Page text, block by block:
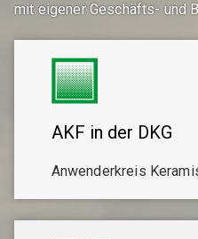
mit eigener Geschäfts- und
AKF in der DKG
Anwenderkreis